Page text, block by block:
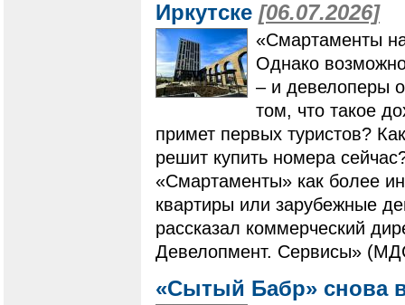
Иркутске [06.07.2026]
«Смартаменты
Однако
– и девелоперы
том, что такое
примет первых туристов?
решит купить номера
«Смартаменты» как более
квартиры или зарубежные
рассказал коммерческий
Девелопмент. Сервисы»
«Сытый Бабр» снова